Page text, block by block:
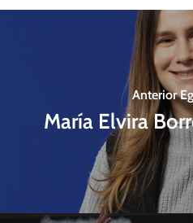
Anterior
María Elvira